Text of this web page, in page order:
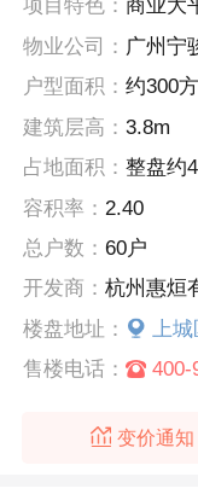
项目特色：商业大
物业公司： 广州宁骏物
户型面积：约300方
建筑层高：3.8m
占地面积：整盘约
容积率： 2.40
总户数：60户
开发商：杭州惠烜
楼盘地址：
上城区
售楼电话：
400-
变价通知